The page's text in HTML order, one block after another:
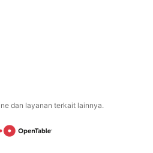
dan layanan terkait lainnya.